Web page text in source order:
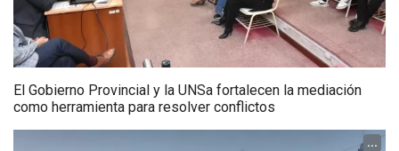
El Gobierno Provincial y la UNSa fortalecen la mediación
como herramienta para resolver conflictos
...